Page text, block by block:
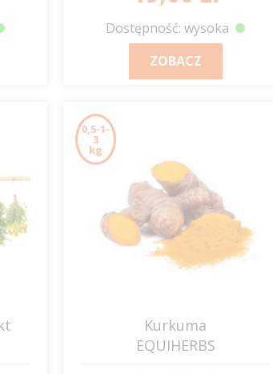
Dostępność: wysoka
ZOBACZ
0,5-1-
3
kg
Kurkuma
EQUIHERBS